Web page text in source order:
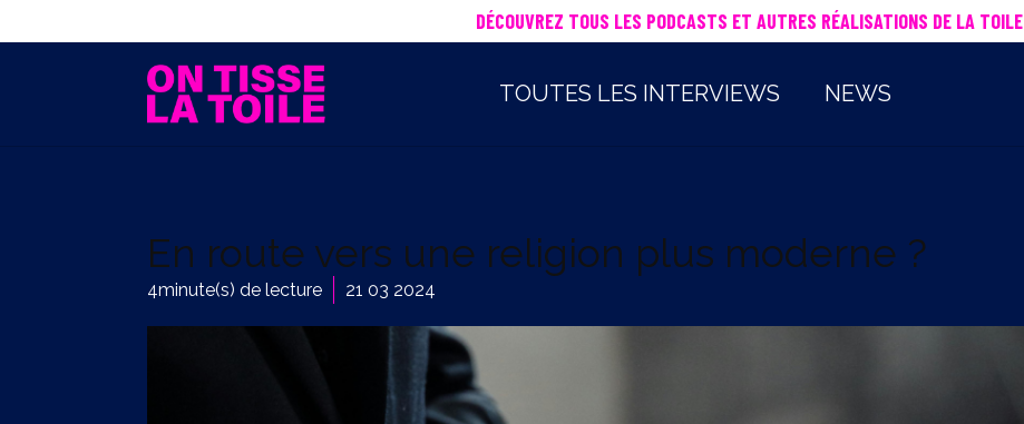
DÉCOUVREZ TOUS LES PODCASTS ET AUTRES RÉALISATIONS DE LA TOILE
TOUTES LES INTERVIEWS NEWS
En route vers une religion plus moderne ?
4minute(s) de lecture 21 03 2024